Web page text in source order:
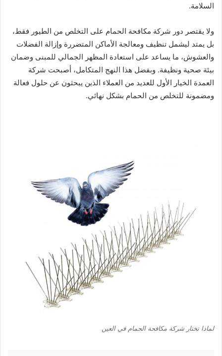
السلامة.
ولا يقتصر دور شركة مكافحة الحمام على التخلص من الطيور فقط،
بل يمتد ليشمل تنظيف ومعالجة الأماكن المتضررة وإزالة الفضلات
والعشوش، ما يساعد على استعادة المظهر الجمالي للمبنى وضمان
بيئة صحية ونظيفة. وبفضل هذا النهج المتكامل، أصبحت شركة
العمدة الخيار الأول للعديد من العملاء الذين يبحثون عن حلول فعالة
ومضمونة للتخلص من الحمام بشكل نهائي.
لماذا تختار شركة مكافحة الحمام في العين